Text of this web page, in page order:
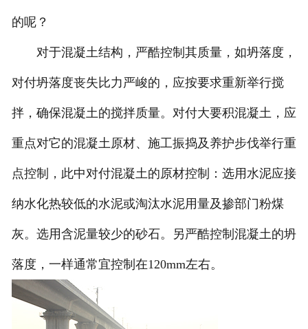
成功案例
联系我们
的呢？
对于混凝土结构，严酷控制其质量，如坍落度，
对付坍落度丧失比力严峻的，应按要求重新举行搅
拌，确保混凝土的搅拌质量。对付大要积混凝土，应
重点对它的混凝土原材、施工振捣及养护步伐举行重
点控制，此中对付混凝土的原材控制：选用水泥应接
纳水化热较低的水泥或淘汰水泥用量及掺部门粉煤
灰。选用含泥量较少的砂石。另严酷控制混凝土的坍
落度，一样通常宜控制在120mm左右。